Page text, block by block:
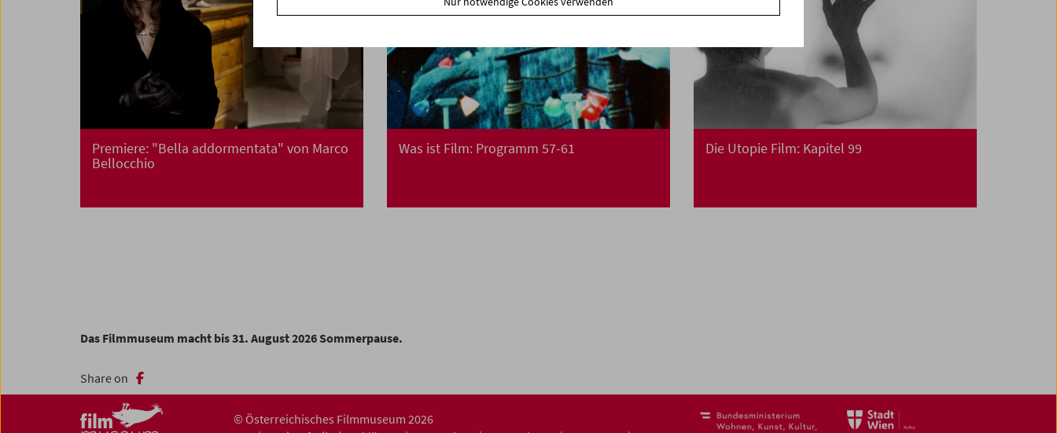
Premiere: "Bella addormentata" von Marco
Bellocchio
Was ist Film: Programm 57-61 Die Utopie Film: Kapitel 99
Das Filmmuseum macht bis 31. August 2026 Sommerpause.
Share on
© Österreichisches Filmmuseum 2026